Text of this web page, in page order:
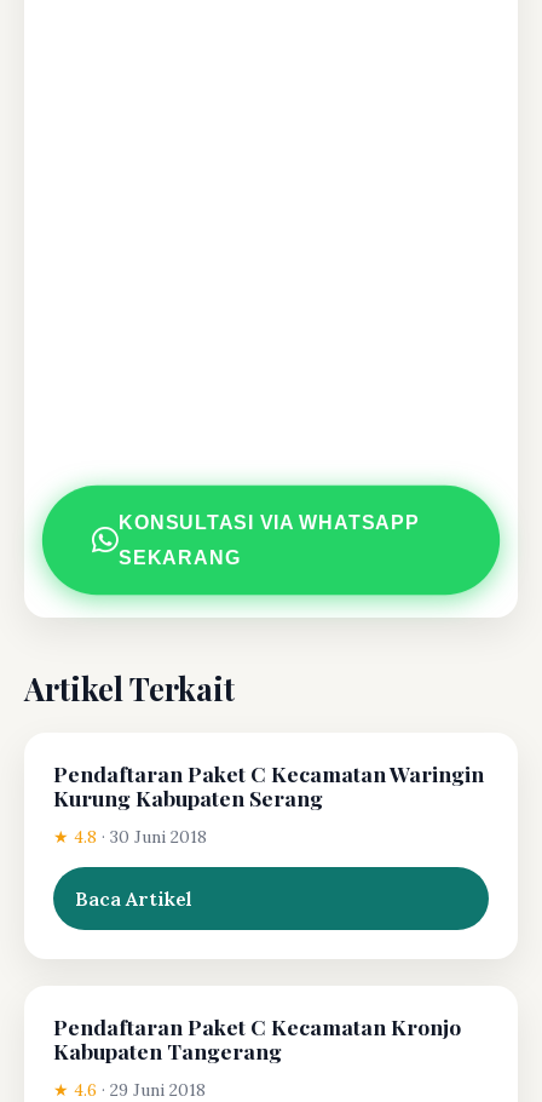
KONSULTASI VIA WHATSAPP
SEKARANG
Artikel Terkait
Pendaftaran Paket C Kecamatan Waringin
Kurung Kabupaten Serang
★ 4.8 · 30 Juni 2018
Baca Artikel
Pendaftaran Paket C Kecamatan Kronjo
Kabupaten Tangerang
★ 4.6 · 29 Juni 2018